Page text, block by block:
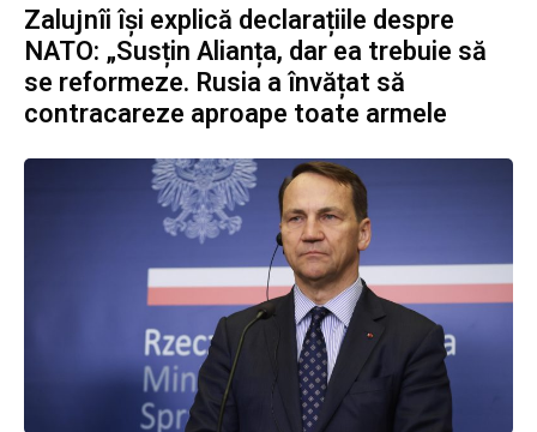
Zalujnîi își explică declarațiile despre
NATO: „Susțin Alianța, dar ea trebuie să
se reformeze. Rusia a învățat să
contracareze aproape toate armele